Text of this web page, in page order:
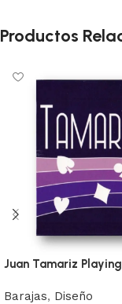
Productos
Juan Tamariz
Barajas, Diseño